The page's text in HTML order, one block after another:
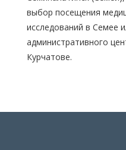
выбор посещения
исследований в Семее
административного
Курчатове.